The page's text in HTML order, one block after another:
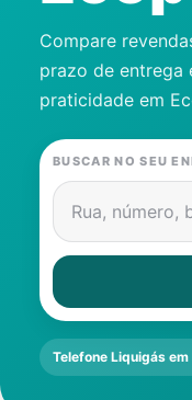
Contatos
Compare
prazo de entrega
praticidade em
BUSCAR NO SEU
Rua, número,
Telefone Liquigás